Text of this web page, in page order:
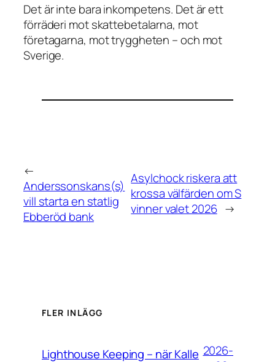
Det är inte bara inkompetens. Det är ett
förräderi mot skattebetalarna, mot
företagarna, mot tryggheten – och mot
Sverige.
←
Anderssonskans(s)
vill starta en statlig
Ebberöd bank
Asylchock riskera att
krossa välfärden om S
vinner valet 2026 →
FLER INLÄGG
Lighthouse Keeping – när Kalle 2026-